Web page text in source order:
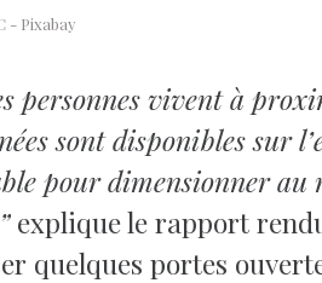
- Pixabay
personnes vivent à
sont disponibles sur
pour dimensionner
explique le rapport
quelques portes